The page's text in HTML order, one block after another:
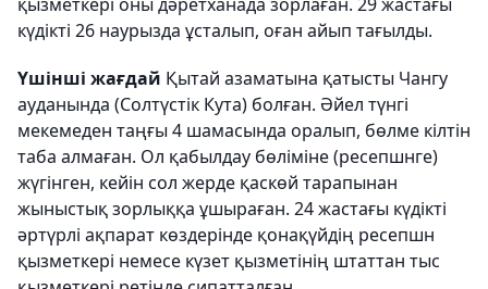
күдікті 26 наурызда ұсталып, оған айып тағылды.
Үшінші жағдай Қытай азаматына қатысты Чангу
ауданында (Солтүстік Кута) болған. Әйел түнгі
мекемеден таңғы 4 шамасында оралып, бөлме кілтін
таба алмаған. Ол қабылдау бөліміне (ресепшнге)
жүгінген, кейін сол жерде қаскөй тарапынан
жыныстық зорлыққа ұшыраған. 24 жастағы күдікті
әртүрлі ақпарат көздерінде қонақүйдің ресепшн
қызметкері немесе күзет қызметінің штаттан тыс